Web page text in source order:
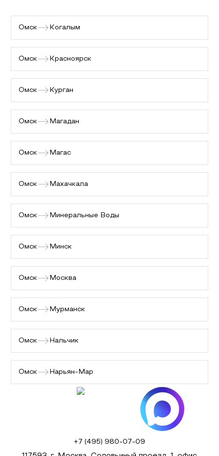
Омск Когалым
Омск Красноярск
Омск Курган
Омск Магадан
Омск Магас
Омск Махачкала
Омск Минеральные Воды
Омск Минск
Омск Москва
Омск Мурманск
Омск Нальчик
Омск Нарьян-Мар
+7 (495) 980-07-09